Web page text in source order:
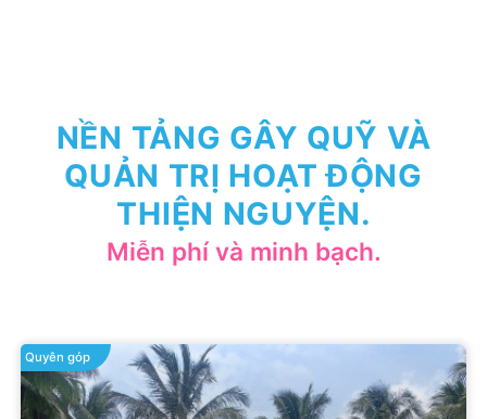
NỀN TẢNG GÂY QUỸ VÀ
QUẢN TRỊ HOẠT ĐỘNG
THIỆN NGUYỆN.
Miễn phí và minh bạch.
Quyên góp